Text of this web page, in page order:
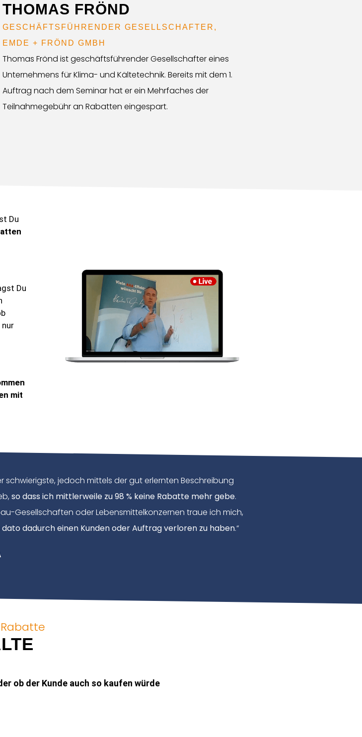
THOMAS FRÖND
GESCHÄFTSFÜHRENDER GESELLSCHAFTER,
EMDE + FRÖND GMBH
Thomas Frönd ist geschäftsführender Gesellschafter eines
Unternehmens für Klima- und Kältetechnik. Bereits mit dem 1.
Auftrag nach dem Seminar hat er ein Mehrfaches der
Teilnahmegebühr an Rabatten eingespart.
Du
Du
nur
mit
schwierigste, jedoch mittels der gut erlernten Beschreibung
so dass ich mittlerweile zu 98 % keine Rabatte mehr gebe.
Gesellschaften oder Lebensmittelkonzernen traue ich mich,
dato dadurch einen Kunden oder Auftrag verloren zu haben.“
ob der Kunde auch so kaufen würde